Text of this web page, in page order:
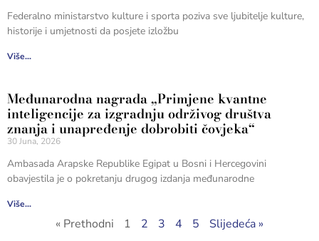
Federalno ministarstvo kulture i sporta poziva sve ljubitelje kulture,
historije i umjetnosti da posjete izložbu
Više...
Međunarodna nagrada „Primjene kvantne
inteligencije za izgradnju održivog društva
znanja i unapređenje dobrobiti čovjeka“
30 Juna, 2026
Ambasada Arapske Republike Egipat u Bosni i Hercegovini
obavjestila je o pokretanju drugog izdanja međunarodne
Više...
« Prethodni 1 2 3 4 5 Slijedeća »